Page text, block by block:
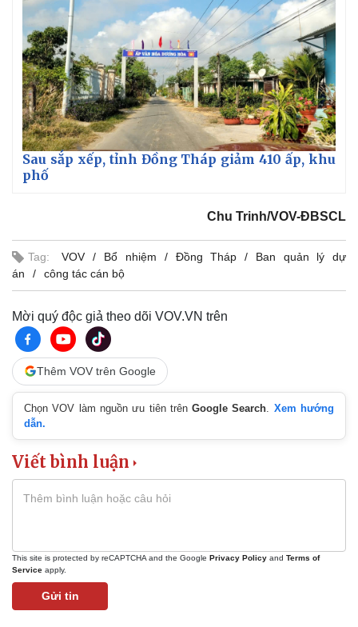
Sau sắp xếp, tỉnh Đồng Tháp giảm 410 ấp, khu
phố
Chu Trinh/VOV-ĐBSCL
Tag: VOV Bổ nhiệm Đồng Tháp
Ban quản lý dự
án
công tác cán bộ
Mời quý độc giả theo dõi VOV.VN trên
Thêm VOV trên Google
Chọn VOV làm nguồn ưu tiên trênGoogle Search
Xem hướng
dẫn.
Viết bình luận
This site is protected by reCAPTCHA and the Google Privacy Policy and Terms of
Service apply.
Gửi tin